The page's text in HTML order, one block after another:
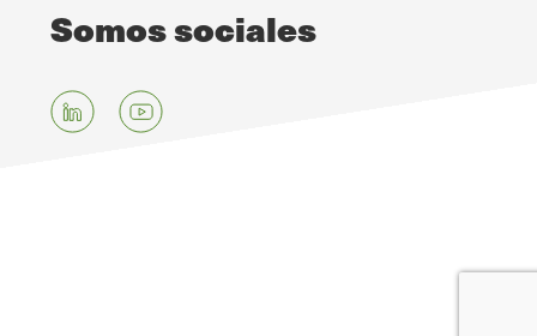
Somos sociales